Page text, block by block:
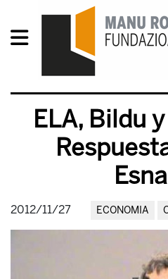
ELA, Bildu
2012/11/27 ECONOMIA